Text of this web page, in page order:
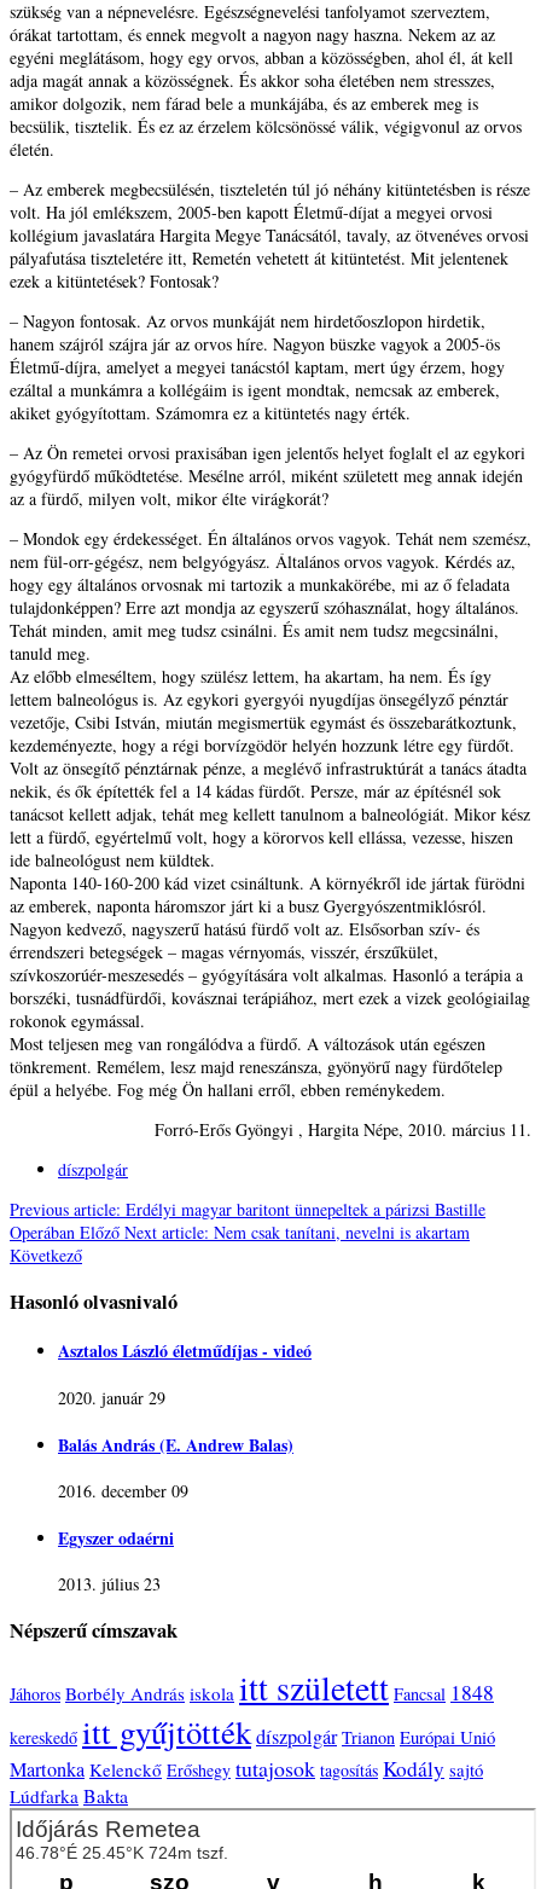
szükség van a népnevelésre. Egészségnevelési tanfolyamot szerveztem,
órákat tartottam, és ennek megvolt a nagyon nagy haszna. Nekem az az
egyéni meglátásom, hogy egy orvos, abban a közösségben, ahol él, át kell
adja magát annak a közösségnek. És akkor soha életében nem stresszes,
amikor dolgozik, nem fárad bele a munkájába, és az emberek meg is
becsülik, tisztelik. És ez az érzelem kölcsönössé válik, végigvonul az orvos
életén.
– Az emberek megbecsülésén, tiszteletén túl jó néhány kitüntetésben is része
volt. Ha jól emlékszem, 2005-ben kapott Életmű-díjat a megyei orvosi
kollégium javaslatára Hargita Megye Tanácsától, tavaly, az ötvenéves orvosi
pályafutása tiszteletére itt, Remetén vehetett át kitüntetést. Mit jelentenek
ezek a kitüntetések? Fontosak?
– Nagyon fontosak. Az orvos munkáját nem hirdetőoszlopon hirdetik,
hanem szájról szájra jár az orvos híre. Nagyon büszke vagyok a 2005-ös
Életmű-díjra, amelyet a megyei tanácstól kaptam, mert úgy érzem, hogy
ezáltal a munkámra a kollégáim is igent mondtak, nemcsak az emberek,
akiket gyógyítottam. Számomra ez a kitüntetés nagy érték.
– Az Ön remetei orvosi praxisában igen jelentős helyet foglalt el az egykori
gyógyfürdő működtetése. Mesélne arról, miként született meg annak idején
az a fürdő, milyen volt, mikor élte virágkorát?
– Mondok egy érdekességet. Én általános orvos vagyok. Tehát nem szemész,
nem fül-orr-gégész, nem belgyógyász. Általános orvos vagyok. Kérdés az,
hogy egy általános orvosnak mi tartozik a munkakörébe, mi az ő feladata
tulajdonképpen? Erre azt mondja az egyszerű szóhasználat, hogy általános.
Tehát minden, amit meg tudsz csinálni. És amit nem tudsz megcsinálni,
tanuld meg.
Az előbb elmeséltem, hogy szülész lettem, ha akartam, ha nem. És így
lettem balneológus is. Az egykori gyergyói nyugdíjas önsegélyző pénztár
vezetője, Csibi István, miután megismertük egymást és összebarátkoztunk,
kezdeményezte, hogy a régi borvízgödör helyén hozzunk létre egy fürdőt.
Volt az önsegítő pénztárnak pénze, a meglévő infrastruktúrát a tanács átadta
nekik, és ők építették fel a 14 kádas fürdőt. Persze, már az építésnél sok
tanácsot kellett adjak, tehát meg kellett tanulnom a balneológiát. Mikor kész
lett a fürdő, egyértelmű volt, hogy a körorvos kell ellássa, vezesse, hiszen
ide balneológust nem küldtek.
Naponta 140-160-200 kád vizet csináltunk. A környékről ide jártak fürödni
az emberek, naponta háromszor járt ki a busz Gyergyószentmiklósról.
Nagyon kedvező, nagyszerű hatású fürdő volt az. Elsősorban szív- és
érrendszeri betegségek – magas vérnyomás, visszér, érszűkület,
szívkoszorúér-meszesedés – gyógyítására volt alkalmas. Hasonló a terápia a
borszéki, tusnádfürdői, kovásznai terápiához, mert ezek a vizek geológiailag
rokonok egymással.
Most teljesen meg van rongálódva a fürdő. A változások után egészen
tönkrement. Remélem, lesz majd reneszánsza, gyönyörű nagy fürdőtelep
épül a helyébe. Fog még Ön hallani erről, ebben reménykedem.
Forró-Erős Gyöngyi , Hargita Népe, 2010. március 11.
díszpolgár
Previous article: Erdélyi magyar baritont ünnepeltek a párizsi Bastille
Operában Előző Next article: Nem csak tanítani, nevelni is akartam
Következő
Hasonló olvasnivaló
Asztalos László életműdíjas - videó
2020. január 29
Balás András (E. Andrew Balas)
2016. december 09
Egyszer odaérni
2013. július 23
Népszerű címszavak
Jáhoros Borbély András iskola itt született Fancsal 1848
kereskedő itt gyűjtöttékdíszpolgár Trianon Európai Unió
Martonka Kelenckő Erőshegy tutajosok tagosítás Kodály sajtó
Lúdfarka Bakta